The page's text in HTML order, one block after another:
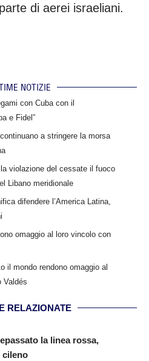
di aerei israeliani.
NOTIZIE
con Cuba con il
e Fidel”
a stringere la morsa
violazione del cessate il fuoco
Libano meridionale
difendere l’America Latina,
omaggio al loro vincolo con
il mondo rendono omaggio al
Valdés
RELAZIONATE
la linea rossa,
cileno